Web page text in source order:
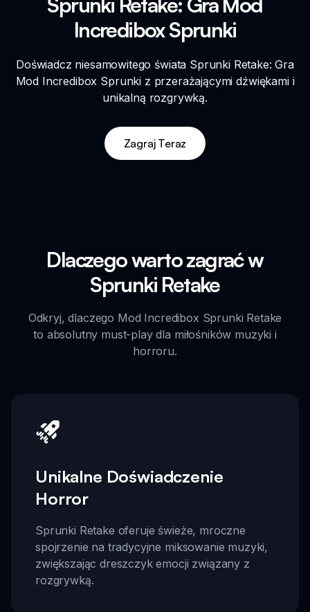
Incredibox Sprunki
Doświadcz niesamowitego świata Sprunki Retake: Gra
Mod Incredibox Sprunki z przerażającymi dźwiękami i
unikalną rozgrywką.
Zagraj Teraz
Dlaczego warto zagrać w
Sprunki Retake
Odkryj, dlaczego Mod Incredibox Sprunki Retake
to absolutny must-play dla miłośników muzyki i
horroru.
Unikalne Doświadczenie
Horror
Sprunki Retake oferuje świeże, mroczne
spojrzenie na tradycyjne miksowanie muzyki,
zwiększając dreszczyk emocji związany z
rozgrywką.